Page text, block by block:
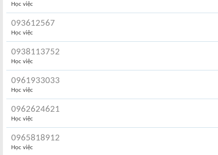
Học việc
093612567
Học việc
0938113752
Học việc
0961933033
Học việc
0962624621
Học việc
0965818912
Học việc